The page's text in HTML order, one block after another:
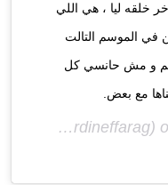
خلقه ليا ، هي اللي
في الموسم التالت
و مش حانسي كل
مع بعض.
(@nardineffarag)